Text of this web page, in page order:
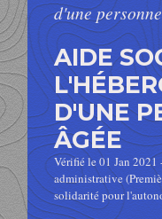
d'une
AIDE
D'UNE
ÂGÉE
Vérifié le 01 Jan
administrative
solidarité pour